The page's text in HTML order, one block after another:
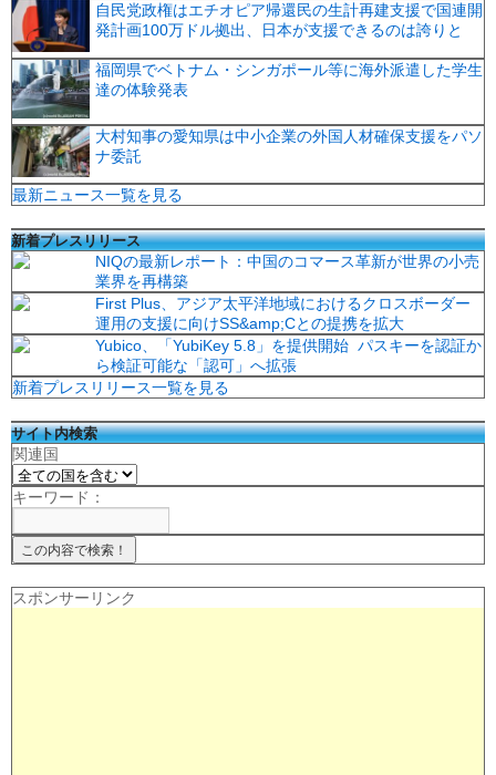
自民党政権はエチオピア帰還民の生計再建支援で国連開
発計画100万ドル拠出、日本が支援できるのは誇りと
福岡県でベトナム・シンガポール等に海外派遣した学生
達の体験発表
大村知事の愛知県は中小企業の外国人材確保支援をパソ
ナ委託
最新ニュース一覧を見る
新着プレスリリース
NIQの最新レポート：中国のコマース革新が世界の小売
業界を再構築
First Plus、アジア太平洋地域におけるクロスボーダー
運用の支援に向けSS&amp;Cとの提携を拡大
Yubico、「YubiKey 5.8」を提供開始 パスキーを認証か
ら検証可能な「認可」へ拡張
新着プレスリリース一覧を見る
サイト内検索
関連国
キーワード：
スポンサーリンク